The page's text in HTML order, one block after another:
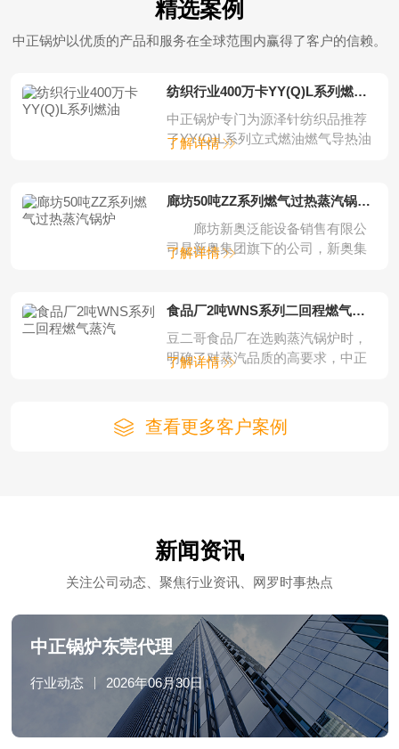
精选案例
中正锅炉以优质的产品和服务在全球范围内赢得了客户的信赖。
纺织行业400万卡YY(Q)L系列燃油燃气立
中正锅炉专门为源泽针纺织品推荐
了YY(Q)L系列立式燃油燃气导热油
了解详情
廊坊50吨ZZ系列燃气过热蒸汽锅炉项目
廊坊新奥泛能设备销售有限公
司是新奥集团旗下的公司，新奥集
了解详情
食品厂2吨WNS系列二回程燃气蒸汽锅炉
豆二哥食品厂在选购蒸汽锅炉时，
明确了对蒸汽品质的高要求，中正
了解详情
查看更多客户案例
新闻资讯
关注公司动态、聚焦行业资讯、网罗时事热点
中正锅炉东莞代理
行业动态 2026年06月30日